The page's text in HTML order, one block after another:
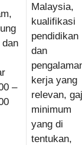
–
Malaysia,
kualifikasi
pendidikan
dan
kerja yang
relevan,
minimum
yang di
tentukan,